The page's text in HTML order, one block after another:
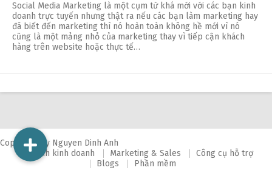
Social Media Marketing là một cụm từ khá mới với các bạn kinh
doanh trực tuyến nhưng thật ra nếu các bạn làm marketing hay
đã biết đến marketing thì nó hoàn toàn không hề mới vì nó
cũng là một mảng nhỏ của marketing thay vì tiếp cận khách
hàng trên website hoặc thực tế…
Copyright by Nguyen Dinh Anh
Mô hình kinh doanh
Marketing & Sales
Công cụ hỗ trợ
Blogs
Phần mềm